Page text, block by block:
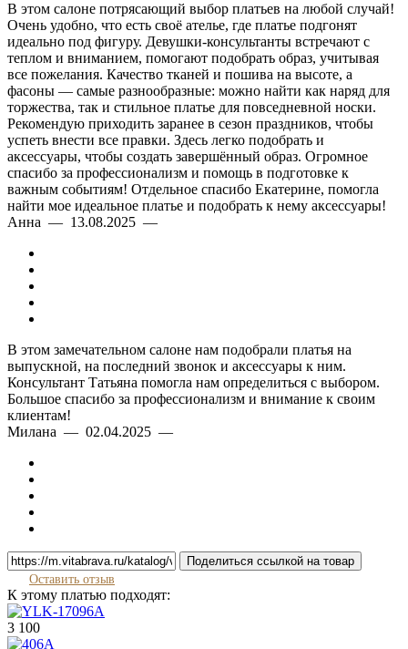
В этом салоне потрясающий выбор платьев на любой случай!
Очень удобно, что есть своё ателье, где платье подгонят
идеально под фигуру. Девушки-консультанты встречают с
теплом и вниманием, помогают подобрать образ, учитывая
все пожелания. Качество тканей и пошива на высоте, а
фасоны — самые разнообразные: можно найти как наряд для
торжества, так и стильное платье для повседневной носки.
Рекомендую приходить заранее в сезон праздников, чтобы
успеть внести все правки. Здесь легко подобрать и
аксессуары, чтобы создать завершённый образ. Огромное
спасибо за профессионализм и помощь в подготовке к
важным событиям! Отдельное спасибо Екатерине, помогла
найти мое идеальное платье и подобрать к нему аксессуары!
Анна — 13.08.2025 —
В этом замечательном салоне нам подобрали платья на
выпускной, на последний звонок и аксессуары к ним.
Консультант Татьяна помогла нам определиться с выбором.
Большое спасибо за профессионализм и внимание к своим
клиентам!
Милана — 02.04.2025 —
Поделиться ссылкой на товар
Оставить отзыв
К этому платью подходят:
3 100